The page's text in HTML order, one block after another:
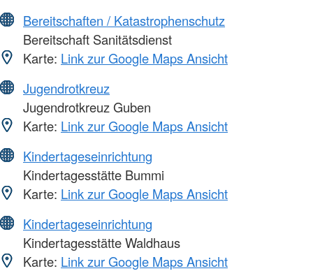
Bereitschaften / Katastrophenschutz
Bereitschaft Sanitätsdienst
Karte: Link zur Google Maps Ansicht
Jugendrotkreuz
Jugendrotkreuz Guben
Karte: Link zur Google Maps Ansicht
Kindertageseinrichtung
Kindertagesstätte Bummi
Karte: Link zur Google Maps Ansicht
Kindertageseinrichtung
Kindertagesstätte Waldhaus
Karte: Link zur Google Maps Ansicht